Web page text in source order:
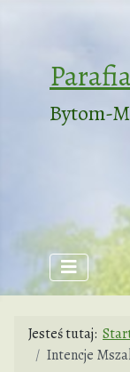
Bytom-
Jesteś tutaj:
Intencje